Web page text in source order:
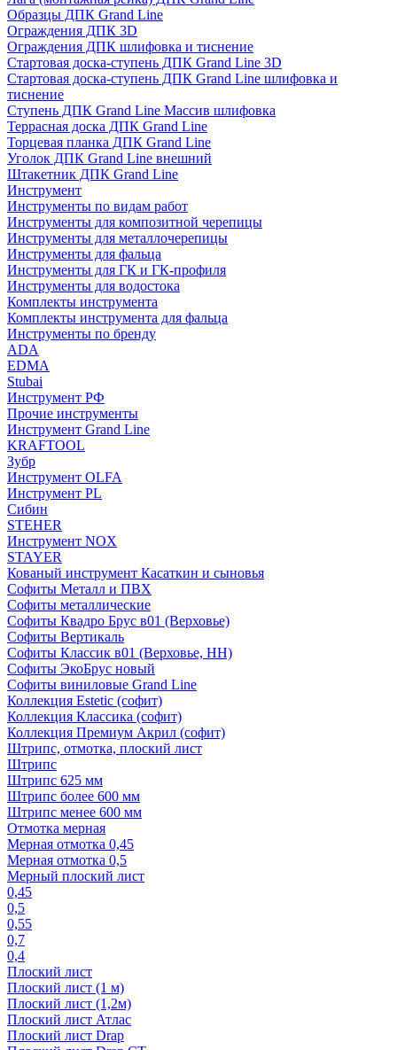
Образцы ДПК Grand Line
Ограждения ДПК 3D
Ограждения ДПК шлифовка и тиснение
Стартовая доска-ступень ДПК Grand Line 3D
Стартовая доска-ступень ДПК Grand Line шлифовка и
тиснение
Ступень ДПК Grand Line Массив шлифовка
Террасная доска ДПК Grand Line
Торцевая планка ДПК Grand Line
Уголок ДПК Grand Line внешний
Штакетник ДПК Grand Line
Инструмент
Инструменты по видам работ
Инструменты для композитной черепицы
Инструменты для металлочерепицы
Инструменты для фальца
Инструменты для ГК и ГК-профиля
Инструменты для водостока
Комплекты инструмента
Комплекты инструмента для фальца
Инструменты по бренду
ADA
EDMA
Stubai
Инструмент РФ
Прочие инструменты
Инструмент Grand Line
KRAFTOOL
Зубр
Инструмент OLFA
Инструмент PL
Сибин
STEHER
Инструмент NOX
STAYER
Кованый инструмент Касаткин и сыновья
Софиты Металл и ПВХ
Софиты металлические
Софиты Квадро Брус в01 (Верховье)
Софиты Вертикаль
Софиты Классик в01 (Верховье, НН)
Софиты ЭкоБрус новый
Софиты виниловые Grand Line
Коллекция Estetic (софит)
Коллекция Классика (софит)
Коллекция Премиум Акрил (софит)
Штрипс, отмотка, плоский лист
Штрипс
Штрипс 625 мм
Штрипс более 600 мм
Штрипс менее 600 мм
Отмотка мерная
Мерная отмотка 0,45
Мерная отмотка 0,5
Мерный плоский лист
0,45
0,5
0,55
0,7
0,4
Плоский лист
Плоский лист (1 м)
Плоский лист (1,2м)
Плоский лист Атлас
Плоский лист Drap